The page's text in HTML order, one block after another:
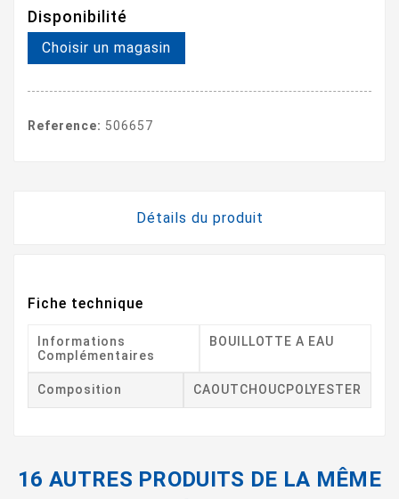
Disponibilité
Choisir un magasin
Reference: 506657
Détails du produit
Fiche technique
Informations
Complémentaires
BOUILLOTTE A EAU
Composition CAOUTCHOUCPOLYESTER
16 AUTRES PRODUITS DE LA MÊME